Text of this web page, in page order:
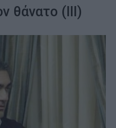
θάνατο (ΙΙΙ)